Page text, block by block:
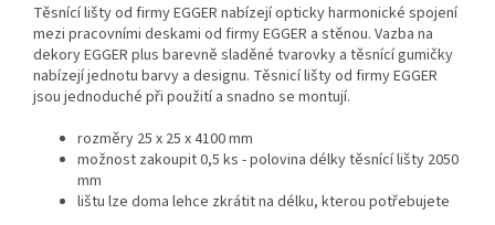
Těsnící lišty od firmy EGGER nabízejí opticky harmonické spojení
mezi pracovními deskami od firmy EGGER a stěnou. Vazba na
dekory EGGER plus barevně sladěné tvarovky a těsnící gumičky
nabízejí jednotu barvy a designu. Těsnicí lišty od firmy EGGER
jsou jednoduché při použití a snadno se montují.
rozměry 25 x 25 x 4100 mm
možnost zakoupit 0,5 ks - polovina délky těsnící lišty 2050
mm
lištu lze doma lehce zkrátit na délku, kterou potřebujete